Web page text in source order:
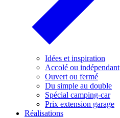
Idées et inspiration
Accolé ou indépendant
Ouvert ou fermé
Du simple au double
Spécial camping-car
Prix extension garage
Réalisations